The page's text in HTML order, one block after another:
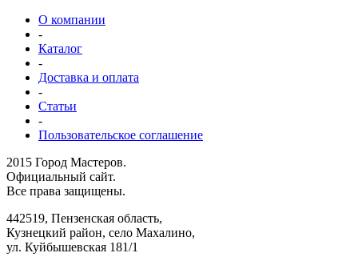
О компании
-
Каталог
-
Доставка и оплата
-
Статьи
-
Пользовательское соглашение
2015 Город Мастеров.
Официальный сайт.
Все права защищены.
442519, Пензенская область,
Кузнецкий район, село Махалино,
ул. Куйбышевская 181/1